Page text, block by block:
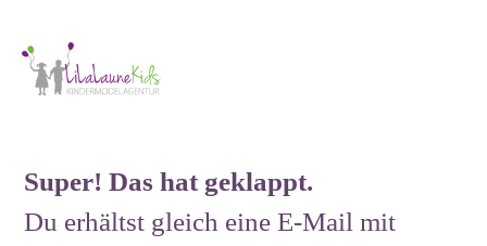
Super! Das hat geklappt.
Du erhältst gleich eine E-Mail mit